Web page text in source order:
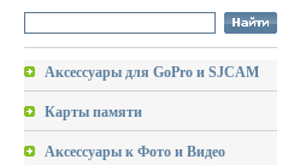
Аксессуары для GoPro и SJCAM
Карты памяти
Аксессуары к Фото и Видео